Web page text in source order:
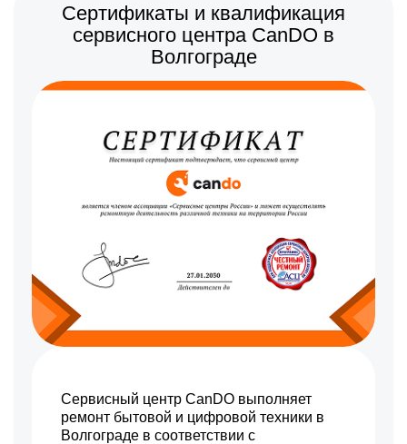
Сертификаты и квалификация
сервисного центра CanDO в
Волгограде
Сервисный центр CanDO выполняет
ремонт бытовой и цифровой техники в
Волгограде в соответствии с